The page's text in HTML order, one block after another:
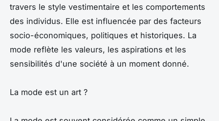
travers le style vestimentaire et les comportements
des individus. Elle est influencée par des facteurs
socio-économiques, politiques et historiques. La
mode reflète les valeurs, les aspirations et les
sensibilités d'une société à un moment donné.
La mode est un art ?